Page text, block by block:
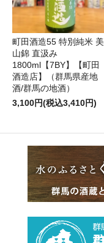
町田酒造55 特別純米 美
山錦 直汲み
1800ml【7BY】【町田
酒造店】（群馬県産地
酒/群馬の地酒）
3,100円(税込3,410円)